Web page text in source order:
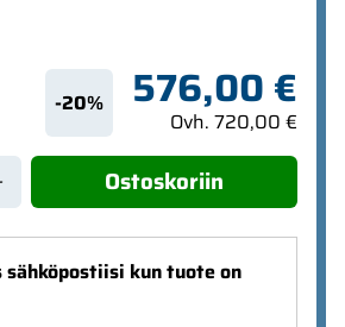
-20% 576,00 €
Ovh. 720,00 €
Ostoskoriin
kun tuote on